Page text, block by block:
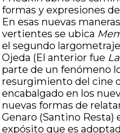
formas y expresiones
En esas nuevas
vertientes se ubica
el segundo
Ojeda (El anterior fue
parte de un fenómeno
resurgimiento del cine
encabalgado en los
nuevas formas de
Genaro (Santino Resta)
expósito que es